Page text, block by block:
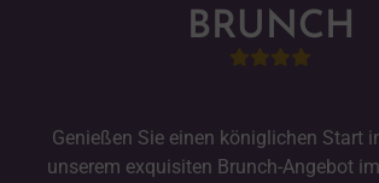
BRUNCH
Genießen Sie einen königlichen Start
unserem exquisiten Brunch-Angebot